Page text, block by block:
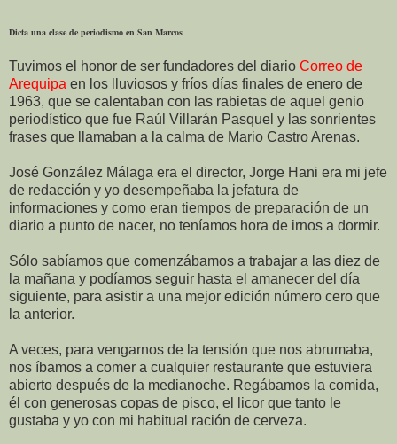
Dicta una clase de periodismo en San Marcos
Tuvimos el honor de ser fundadores del diario Correo de
Arequipa en los lluviosos y fríos días finales de enero de
1963, que se calentaban con las rabietas de aquel genio
periodístico que fue Raúl Villarán Pasquel y las sonrientes
frases que llamaban a la calma de Mario Castro Arenas.
José González Málaga era el director, Jorge Hani era mi jefe
de redacción y yo desempeñaba la jefatura de
informaciones y como eran tiempos de preparación de un
diario a punto de nacer, no teníamos hora de irnos a dormir.
Sólo sabíamos que comenzábamos a trabajar a las diez de
la mañana y podíamos seguir hasta el amanecer del día
siguiente, para asistir a una mejor edición número cero que
la anterior.
A veces, para vengarnos de la tensión que nos abrumaba,
nos íbamos a comer a cualquier restaurante que estuviera
abierto después de la medianoche. Regábamos la comida,
él con generosas copas de pisco, el licor que tanto le
gustaba y yo con mi habitual ración de cerveza.